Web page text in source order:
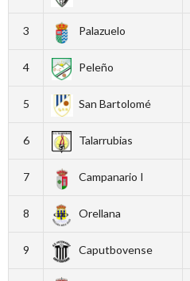
3 Palazuelo
4 Peleño
5 San Bartolomé
6 Talarrubias
7 Campanario I
8 Orellana
9 Caputbovense